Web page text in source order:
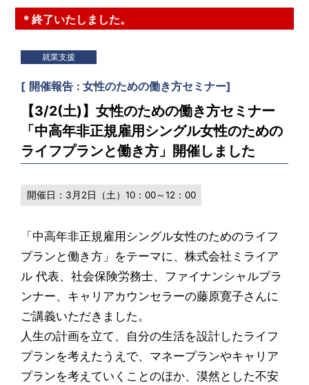
＊終了いたしました。
就業支援
[ 開催報告 女性のための働き方セミナー]
【3/2(土)】女性のための働き方セミナー
「中高年非正規雇用シングル女性のための
ライフプランと働き方」開催しました
開催日： 3月2日（土）10：00～12：00
「中高年非正規雇用シングル女性のためのライフ
プランと働き方」をテーマに、株式会社ミライア
ル 代表、社会保険労務士、ファイナンシャルプラ
ンナー、キャリアカウンセラーの藤原寛子さんに
ご講義いただきました。
人生の計画を立て、自分の生活を設計したライフ
プランを考えたうえで、マネープランやキャリア
プランを考えていくことのほか、漠然とした不安